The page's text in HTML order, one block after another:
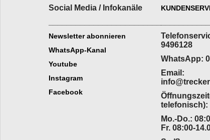
Social Media / Infokanäle
Newsletter abonnieren
WhatsApp-Kanal
Youtube
Instagram
Facebook
9496128
WhatsApp:
Email:
telefonisch):
Mo.-Do.:
Fr. 08:00-